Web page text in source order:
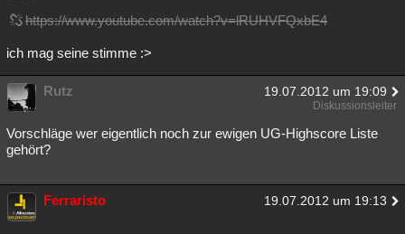
https://www.youtube.com/watch?v=lRUHVFQxbE4
ich mag seine stimme :>
Rutz 19.07.2012 um 19:09
Diskussionsleiter
Vorschläge wer eigentlich noch zur ewigen UG-Highscore Liste
gehört?
Ferraristo 19.07.2012 um 19:13